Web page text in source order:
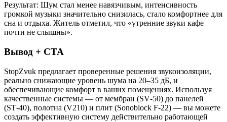
Результат: Шум стал менее навязчивым, интенсивность
громкой музыки значительно снизилась, стало комфортнее для
сна и отдыха. Житель отметил, что «утренние звуки кафе
почти не слышны».
Вывод + CTA
StopZvuk предлагает проверенные решения звукоизоляции,
реально снижающие уровень шума на 20–35 дБ, и
обеспечивающие комфорт в ваших помещениях. Используя
качественные системы — от мембран (SV‑50) до панелей
(ST‑40), полотна (V210) и плит (Sonoblock F-22) — вы можете
создать эффективную систему действительно работающей